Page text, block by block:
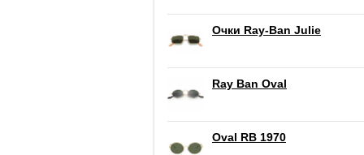
Очки Ray-Ban Julie
Ray Ban Oval
Oval RB 1970